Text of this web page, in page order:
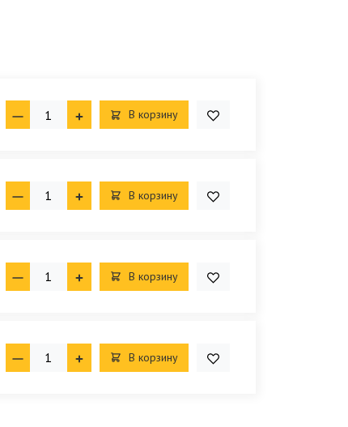
В корзину
В корзину
В корзину
В корзину